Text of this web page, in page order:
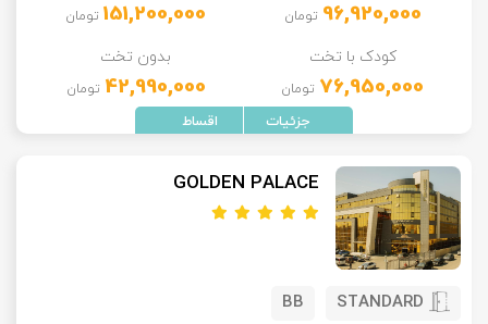
96,920,000 تومان 151,200,000 تومان
کودک با تخت
76,950,000 تومان
بدون تخت
42,990,000 تومان
GOLDEN PALACE
STANDARD
BB